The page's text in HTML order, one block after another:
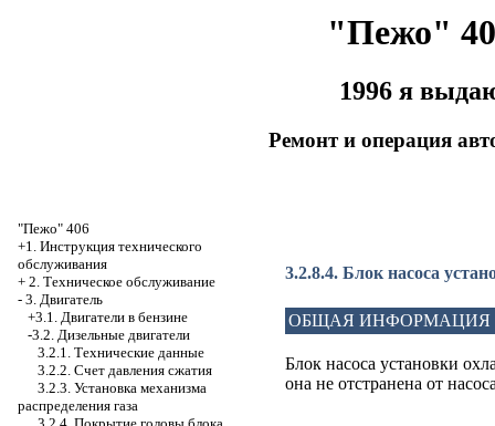
"Пежо"
1996 я
Ремонт и операция
"Пежо" 406
+1. Инструкция технического
обслуживания
+ 2. Техническое обслуживание
- 3. Двигатель
+3.1. Двигатели в бензине
-3.2. Дизельные двигатели
3.2.1. Технические данные
3.2.2. Счет давления сжатия
3.2.3. Установка механизма
распределения газа
3.2.8.4. Блок насоса
ОБЩАЯ ИНФОРМАЦИЯ
Блок насоса установки
она не отстранена от